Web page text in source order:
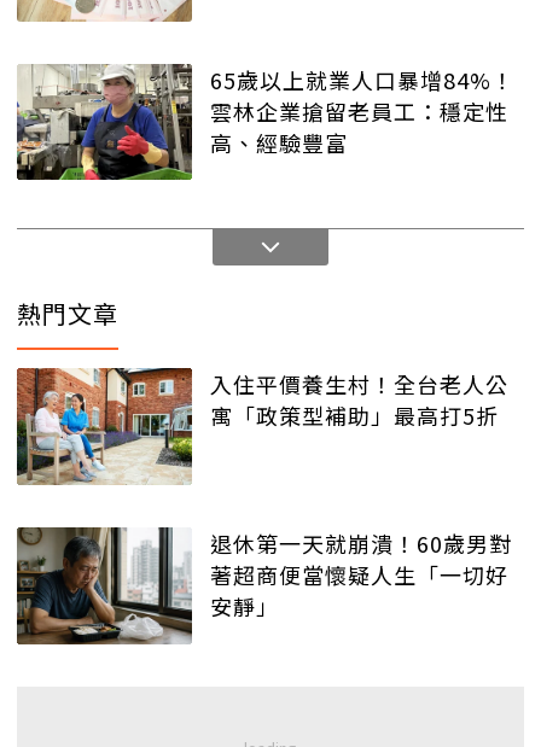
65歲以上就業人口暴增84%！
雲林企業搶留老員工：穩定性
高、經驗豐富
熱門文章
入住平價養生村！全台老人公
寓「政策型補助」最高打5折
退休第一天就崩潰！60歲男對
著超商便當懷疑人生「一切好
安靜」